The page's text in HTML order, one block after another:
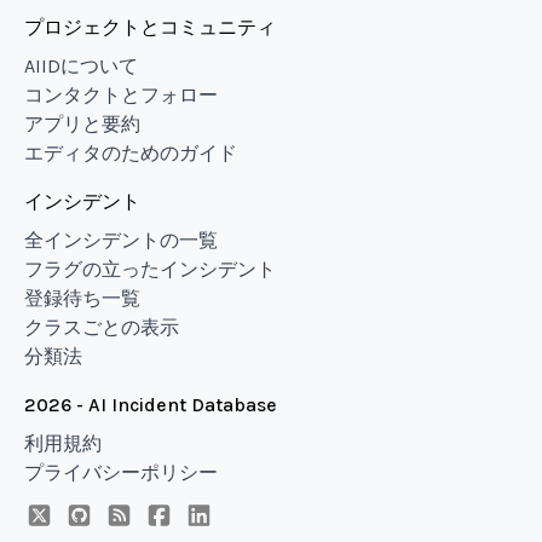
プロジェクトとコミュニティ
AIIDについて
コンタクトとフォロー
アプリと要約
エディタのためのガイド
インシデント
全インシデントの一覧
フラグの立ったインシデント
登録待ち一覧
クラスごとの表示
分類法
2026 - AI Incident Database
利用規約
プライバシーポリシー